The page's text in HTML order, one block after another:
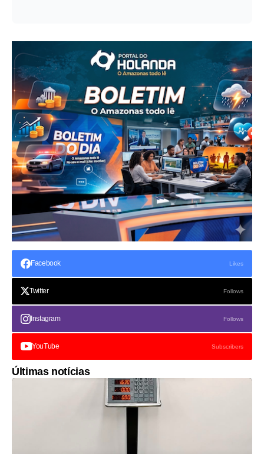
Facebook Likes
Twitter Follows
Instagram Follows
YouTube Subscribers
Últimas notícias